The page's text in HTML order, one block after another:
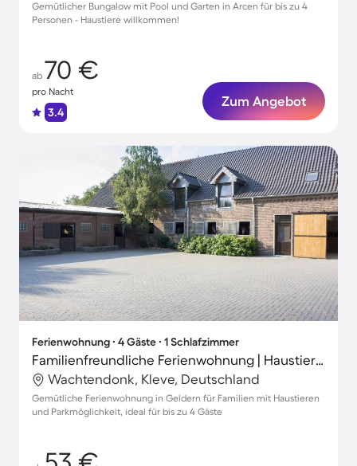
Gemütlicher Bungalow mit Pool und Garten in Arcen für bis zu 4
Personen - Haustiere willkommen!
ab 70 €
pro Nacht
3.4
Zum Angebot
Ferienwohnung ∙ 4 Gäste ∙ 1 Schlafzimmer
Familienfreundliche Ferienwohnung | Haustierfreundlich
Wachtendonk, Kleve, Deutschland
Gemütliche Ferienwohnung in Geldern für Familien mit Haustieren
und Parkmöglichkeit, ideal für bis zu 4 Gäste